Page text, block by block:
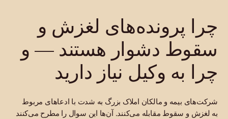
چرا پرونده‌های لغزش و
سقوط دشوار هستند — و
چرا به وکیل نیاز دارید
شرکت‌های بیمه و مالکان املاک بزرگ به شدت با ادعاهای مربوط
به لغزش و سقوط مقابله می‌کنند. آن‌ها این سوال را مطرح می‌کنند